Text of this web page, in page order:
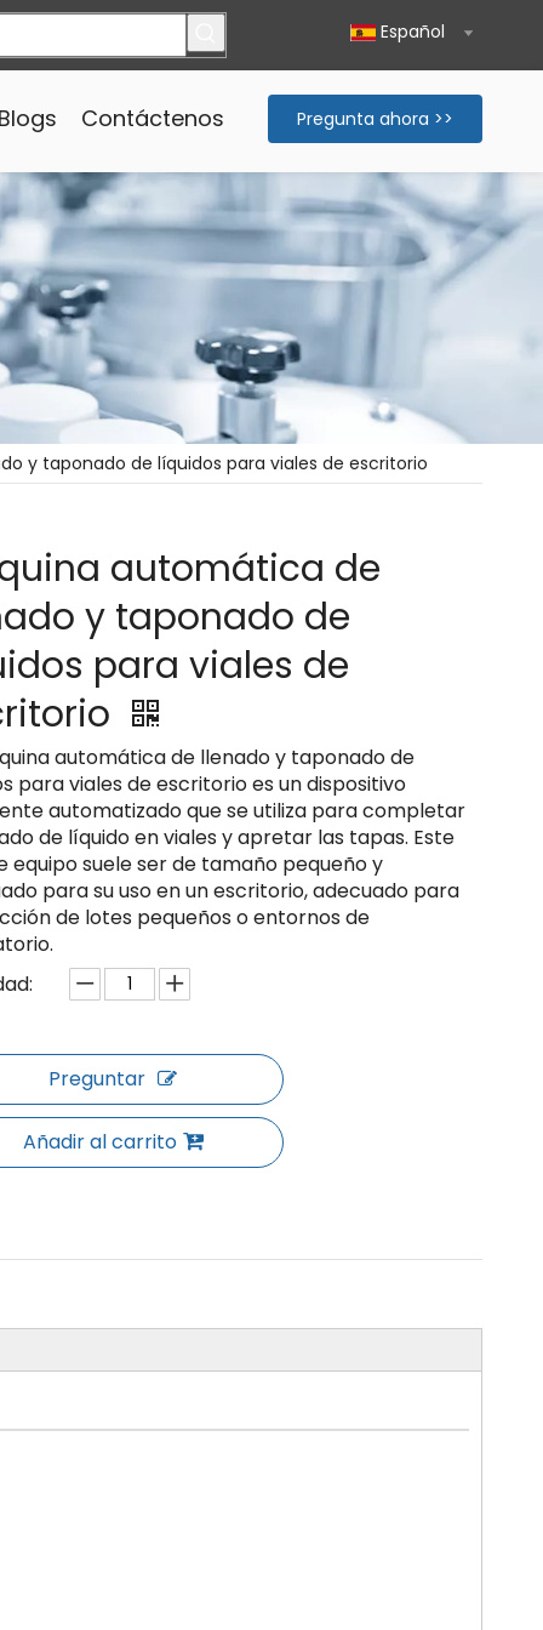
Español
Blogs Contáctenos Pregunta ahora >>
y taponado de líquidos para viales de escritorio
automática de
y taponado de
para viales de
automática de llenado y taponado de
para viales de escritorio es un dispositivo
automatizado que se utiliza para completar
de líquido en viales y apretar las tapas. Este
equipo suele ser de tamaño pequeño y
para su uso en un escritorio, adecuado para
de lotes pequeños o entornos de
Preguntar
Añadir al carrito